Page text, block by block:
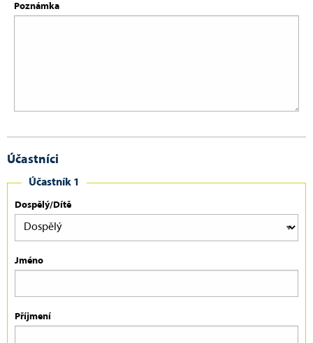
Poznámka
Účastníci
Účastník 1
Dospělý/Dítě
Jméno
Příjmení